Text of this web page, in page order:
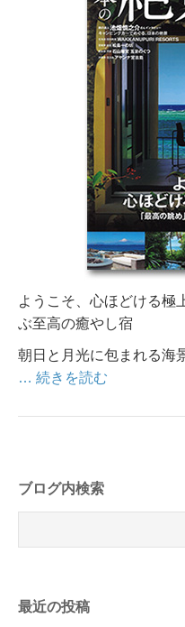
ようこそ、心ほどける極
ぶ至高の癒やし宿
朝日と月光に包まれる海
… 続きを読む
ブログ内検索
最近の投稿